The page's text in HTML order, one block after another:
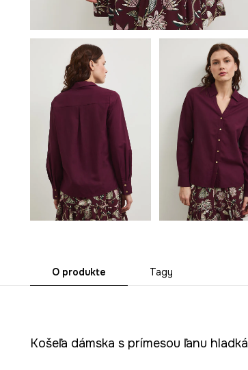
O produkte Tagy
Košeľa dámska s prímesou ľanu hladká